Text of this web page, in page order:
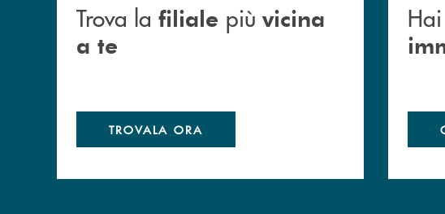
Trova la filiale più vicina
a te
TROVALA ORA